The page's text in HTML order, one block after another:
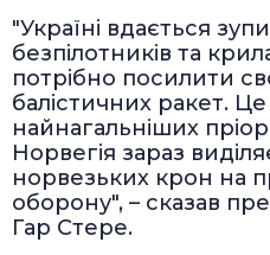
"Україні вдається
безпілотників та
потрібно посилити
балістичних ракет.
найнагальніших
Норвегія зараз
норвезьких крон на
оборону", – сказав
Гар Стере.